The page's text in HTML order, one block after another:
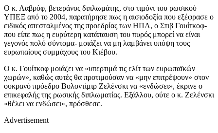
Ο κ. Λαβρόφ, βετεράνος διπλωμάτης, στο τιμόνι του ρωσικού
ΥΠΕΞ από το 2004, παρατήρησε πως η αισιοδοξία που εξέφρασε ο
ειδικός απεσταλμένος της προεδρίας των ΗΠΑ, ο Στιβ Γουίτκοφ-
που είπε πως η ευρύτερη κατάπαυση του πυρός μπορεί να είναι
γεγονός πολύ σύντομα- μοιάζει να μη λαμβάνει υπόψη τους
ευρωπαίους συμμάχους του Κιέβου.
Ο κ. Γουίτκοφ μοιάζει να «υπερτιμά τις ελίτ των ευρωπαϊκών
χωρών», καθώς αυτές θα προτιμούσαν να «μην επιτρέψουν» στον
ουκρανό πρόεδρο Βολοντίμιρ Ζελένσκι να «ενδώσει», έκρινε ο
επικεφαλής της ρωσικής διπλωματίας. Εξάλλου, ούτε ο κ. Ζελένσκι
«θέλει να ενδώσει», πρόσθεσε.
Advertisement